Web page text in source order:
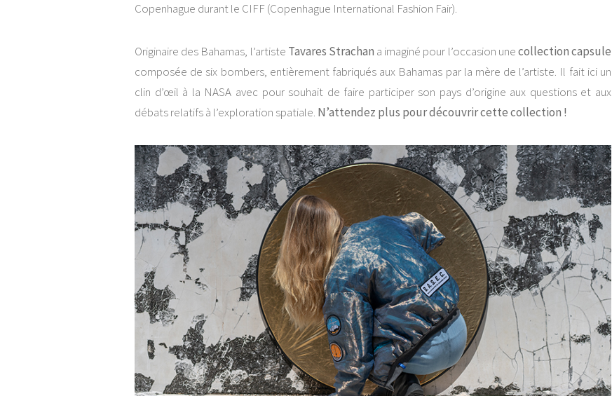
Copenhague durant le CIFF (Copenhague International Fashion Fair).
Originaire des Bahamas, l’artiste Tavares Strachan a imaginé pour l’occasion unecollection capsule
composée de six bombers, entièrement fabriqués aux Bahamas par la mère de l’artiste. Il fait ici un
clin d’œil à la NASA avec pour souhait de faire participer son pays d’origine aux questions et aux
débats relatifs à l’exploration spatiale. N’attendez plus pour découvrir cette collection !